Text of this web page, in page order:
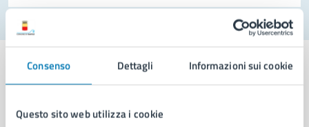
Consenso Dettagli Informazioni sui cookie
Questo sito web utilizza i cookie
Comune di Napoli